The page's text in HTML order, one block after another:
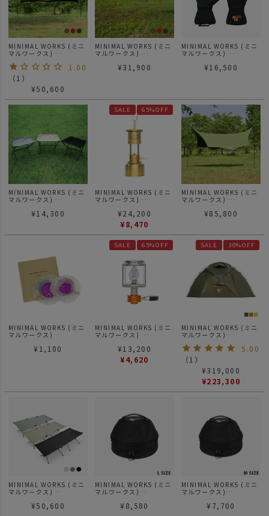
MINIMAL WORKS (ミニ
マルワークス)
MAJESTY TARP EX マン
ゴーシェード マジェステ
ィ タープ EX
1.00
（1 ）
¥50,600
MINIMAL WORKS (ミニ
マルワークス)
TARP EX マンゴーシェー
¥31,900
MINIMAL WORKS (ミニ
マルワークス)
プテングローブ アウトド
¥16,500
MINIMAL WORKS (ミニ
マルワークス)
インディアンチェア
¥14,300
SALE 65%OFF
MINIMAL WORKS (ミニ
マルワークス)
ットランタン
¥24,200
¥8,470
MINIMAL WORKS (ミニ
マルワークス)
ブルーホール オクタター
¥85,800
MINIMAL WORKS (ミニ
マルワークス)
タン用 マントル 2個入
¥ 1,100
SALE 65%OFF
MINIMAL WORKS (ミニ
マルワークス)
ティランタン
¥13,200
¥4,620
SALE 30%OFF
MINIMAL WORKS (ミニ
マルワークス)
ンゴーステーション プラ
ス/ テント
5.00
（1 ）
¥319,000
¥223,300
MINIMAL WORKS (ミニ
マルワークス)
¥50,600
MINIMAL WORKS (ミニ
マルワークス)
収納バッグ 焚き火台 Lサ
¥ 8,580
MINIMAL WORKS (ミニ
マルワークス)
収納バッグ 焚き火台 Mサ
¥ 7,700